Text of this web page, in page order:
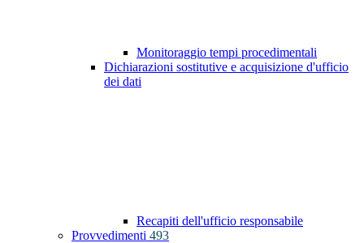
Monitoraggio tempi procedimentali
Dichiarazioni sostitutive e acquisizione d'ufficio
dei dati
Recapiti dell'ufficio responsabile
Provvedimenti 493